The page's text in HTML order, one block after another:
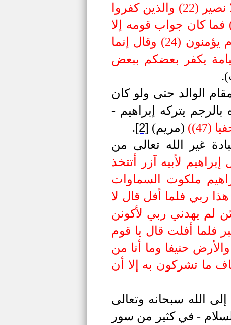
بمعجزين في الأرض ولا في السماء وما لكم من دون الله من ولي ولا نصير (22) والذين كفروا
فما كان جواب قومه إلا
أن قالوا اقتلوه أو حرقوه فأنجاه الله من النار إن في ذلك لآيات لقوم يؤمنون (24) وقال إنما
يكفر بعضكم ببعض
.
الوالد حتى ولو كان
يتركه إبراهيم -
(47)
( (مريم) [2]
.
غير الله تعالى من
إبراهيم لأبيه آزر أتتخذ
مبين (74) وكذلك نري إبراهيم ملكوت السماوات
كوكبا قال هذا ربي فلما أفل قال لا
لئن لم يهدني ربي لأكونن
أكبر فلما أفلت قال يا قوم
والأرض حنيفا وما أنا من
أخاف ما تشركون به إلا أن
الله سبحانه وتعالى
- في كثير من سور